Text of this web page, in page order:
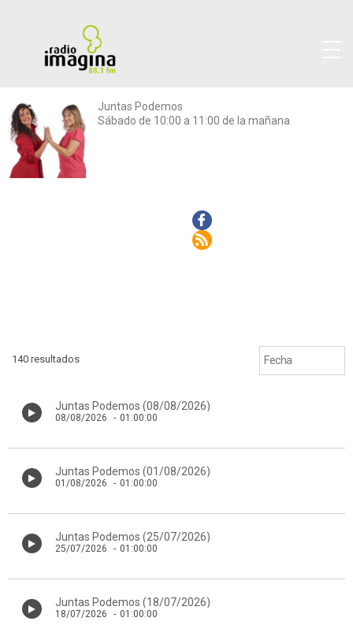
Juntas Podemos
Sábado de 10:00 a 11:00 de la mañana
Facebook
Rss
140 resultados
Juntas Podemos (08/08/2026)
08/08/2026 - 01:00:00
Juntas Podemos (01/08/2026)
01/08/2026 - 01:00:00
Juntas Podemos (25/07/2026)
25/07/2026 - 01:00:00
Juntas Podemos (18/07/2026)
18/07/2026 - 01:00:00